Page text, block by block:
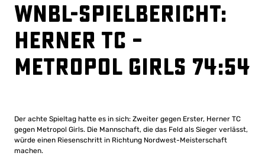
WNBL-Spielbericht:
Herner TC –
Metropol Girls 74:54
Der achte Spieltag hatte es in sich: Zweiter gegen Erster, Herner TC
gegen Metropol Girls. Die Mannschaft, die das Feld als Sieger verlässt,
würde einen Riesenschritt in Richtung Nordwest-Meisterschaft
machen.